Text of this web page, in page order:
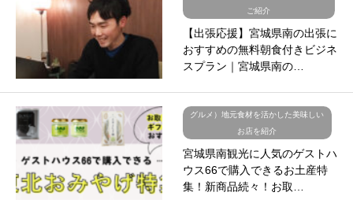
ご紹介
【出張応援】宮城県南の出張に
おすすめの無料朝食付きビジネ
スプラン｜宮城県南の…
グルメ）地元食材を活かした美味しい
お店を紹介
宮城県南観光に人気のゲストハ
ウス66で購入できるお土産特
集！新商品続々！お取…